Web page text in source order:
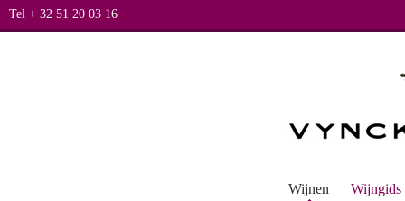
Tel + 32 51 20 03 16
Wijnen Wijngids